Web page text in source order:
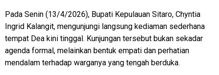
Pada Senin (13/4/2026), Bupati Kepulauan Sitaro, Chyntia
Ingrid Kalangit, mengunjungi langsung kediaman sederhana
tempat Dea kini tinggal. Kunjungan tersebut bukan sekadar
agenda formal, melainkan bentuk empati dan perhatian
mendalam terhadap warganya yang tengah berduka.